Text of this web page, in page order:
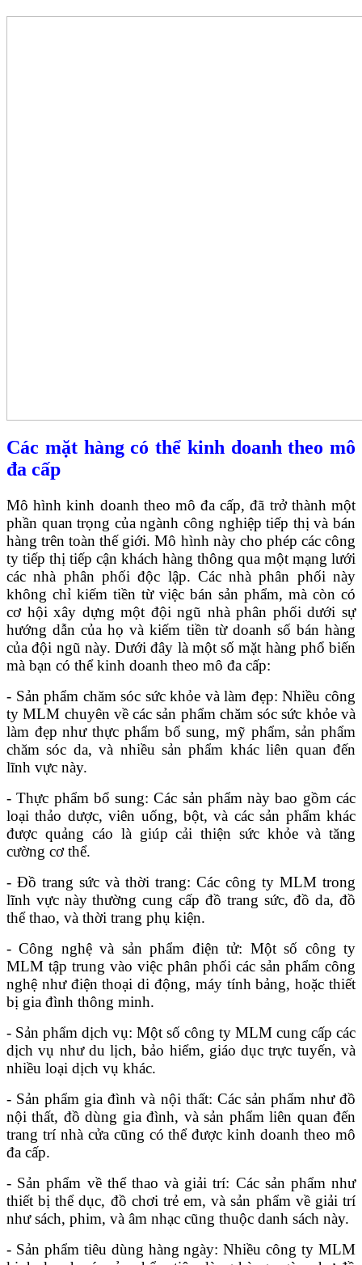
Các mặt hàng có thể kinh doanh theo mô
đa cấp
Mô hình kinh doanh theo mô đa cấp, đã trở thành một
phần quan trọng của ngành công nghiệp tiếp thị và bán
hàng trên toàn thế giới. Mô hình này cho phép các công
ty tiếp thị tiếp cận khách hàng thông qua một mạng lưới
các nhà phân phối độc lập. Các nhà phân phối này
không chỉ kiếm tiền từ việc bán sản phẩm, mà còn có
cơ hội xây dựng một đội ngũ nhà phân phối dưới sự
hướng dẫn của họ và kiếm tiền từ doanh số bán hàng
của đội ngũ này. Dưới đây là một số mặt hàng phổ biến
mà bạn có thể kinh doanh theo mô đa cấp:
- Sản phẩm chăm sóc sức khỏe và làm đẹp: Nhiều công
ty MLM chuyên về các sản phẩm chăm sóc sức khỏe và
làm đẹp như thực phẩm bổ sung, mỹ phẩm, sản phẩm
chăm sóc da, và nhiều sản phẩm khác liên quan đến
lĩnh vực này.
- Thực phẩm bổ sung: Các sản phẩm này bao gồm các
loại thảo dược, viên uống, bột, và các sản phẩm khác
được quảng cáo là giúp cải thiện sức khỏe và tăng
cường cơ thể.
- Đồ trang sức và thời trang: Các công ty MLM trong
lĩnh vực này thường cung cấp đồ trang sức, đồ da, đồ
thể thao, và thời trang phụ kiện.
- Công nghệ và sản phẩm điện tử: Một số công ty
MLM tập trung vào việc phân phối các sản phẩm công
nghệ như điện thoại di động, máy tính bảng, hoặc thiết
bị gia đình thông minh.
- Sản phẩm dịch vụ: Một số công ty MLM cung cấp các
dịch vụ như du lịch, bảo hiểm, giáo dục trực tuyến, và
nhiều loại dịch vụ khác.
- Sản phẩm gia đình và nội thất: Các sản phẩm như đồ
nội thất, đồ dùng gia đình, và sản phẩm liên quan đến
trang trí nhà cửa cũng có thể được kinh doanh theo mô
đa cấp.
- Sản phẩm về thể thao và giải trí: Các sản phẩm như
thiết bị thể dục, đồ chơi trẻ em, và sản phẩm về giải trí
như sách, phim, và âm nhạc cũng thuộc danh sách này.
- Sản phẩm tiêu dùng hàng ngày: Nhiều công ty MLM